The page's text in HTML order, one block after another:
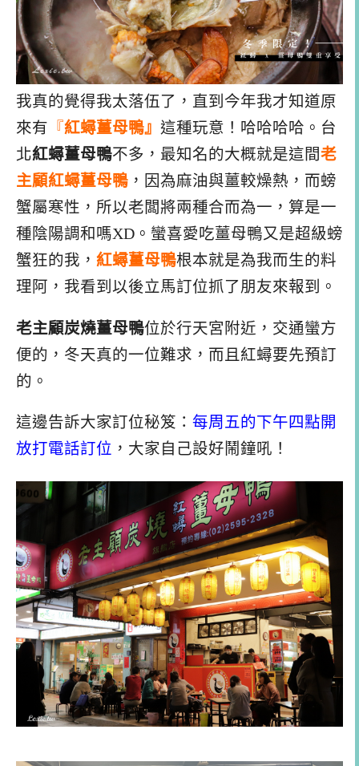
我真的覺得我太落伍了，直到今年我才知道原
來有 『紅蟳薑母鴨』 這種玩意！哈哈哈哈。台
北紅蟳薑母鴨不多，最知名的大概就是這間老
主顧紅蟳薑母鴨 ，因為麻油與薑較燥熱，而螃
蟹屬寒性，所以老闆將兩種合而為一，算是一
種陰陽調和嗎XD。蠻喜愛吃薑母鴨又是超級螃
蟹狂的我， 紅蟳薑母鴨根本就是為我而生的料
理阿，我看到以後立馬訂位抓了朋友來報到。
老主顧炭燒薑母鴨位於行天宮附近，交通蠻方
便的，冬天真的一位難求，而且紅蟳要先預訂
的。
這邊告訴大家訂位秘笈： 每周五的下午四點開
放打電話訂位 ，大家自己設好鬧鐘吼！